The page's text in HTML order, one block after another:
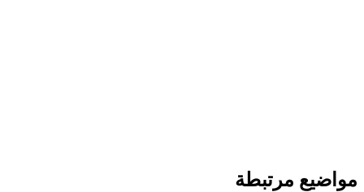
مواضيع مرتبطة